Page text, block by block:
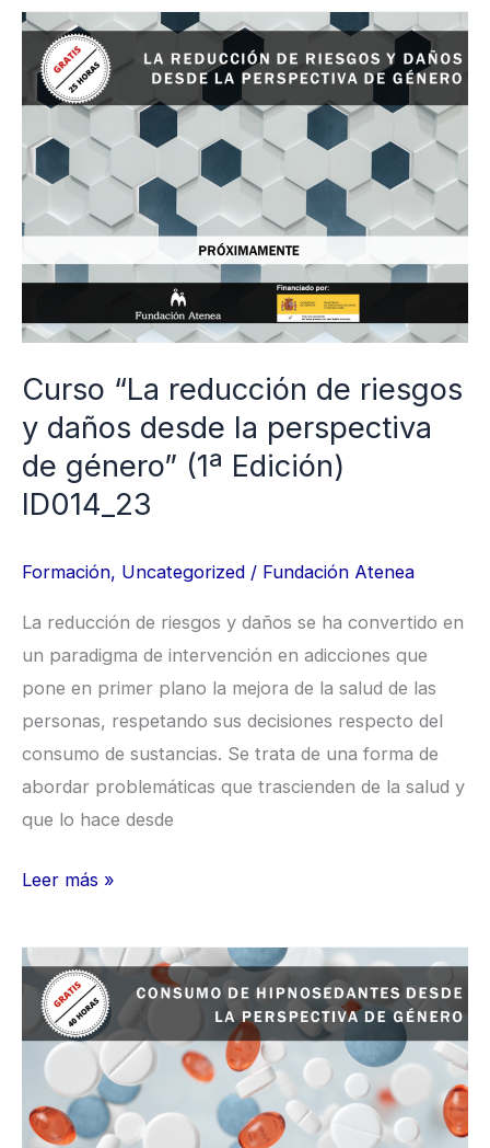
Curso “La reducción de riesgos
y daños desde la perspectiva
de género” (1ª Edición)
ID014_23
Formación, Uncategorized / Fundación Atenea
La reducción de riesgos y daños se ha convertido en
un paradigma de intervención en adicciones que
pone en primer plano la mejora de la salud de las
personas, respetando sus decisiones respecto del
consumo de sustancias. Se trata de una forma de
abordar problemáticas que trascienden de la salud y
que lo hace desde
Curso
“La
reducción
daños
la
perspectiva
género”
(1ª
Edición)
ID014_23
Leer más »
Curso
“Consumo
hipnosedantes
desde
la